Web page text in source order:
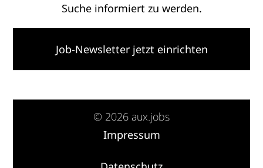
Suche informiert zu werden.
Job-Newsletter jetzt einrichten
© 2026 aux.jobs
Impressum